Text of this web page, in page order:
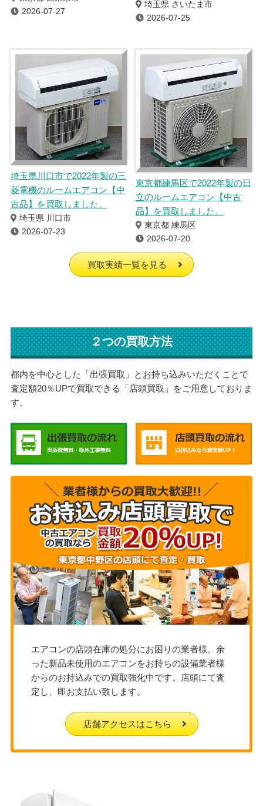
2026-07-27
埼玉県 さいたま市
2026-07-25
埼玉県川口市で2022年製の三
菱電機のルームエアコン【中
古品】を買取しました。
埼玉県 川口市
2026-07-23
東京都練馬区で2022年製の日
立のルームエアコン【中古
品】を買取しました。
東京都 練馬区
2026-07-20
買取実績一覧を見る
２つの買取方法
都内を中心とした「出張買取」とお持ち込みいただくことで
査定額20％UPで買取できる「店頭買取」をご用意しておりま
す。
エアコンの店頭在庫の処分にお困りの業者様、余
った新品未使用のエアコンをお持ちの設備業者様
からのお持込みでの買取強化中です。店頭にて査
定し、即お支払い致します。
店舗アクセスはこちら